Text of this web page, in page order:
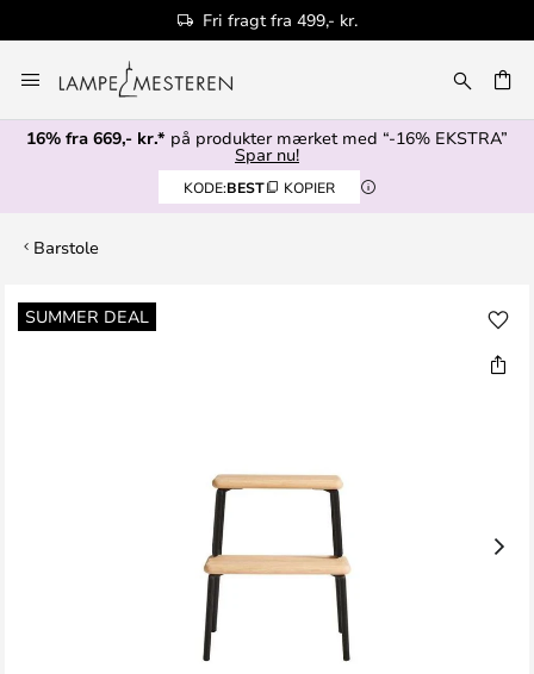
Fri fragt fra 499,- kr.
to
Content
16% fra 669,- kr.* på produkter mærket med “-16% EKSTRA”
Spar nu!
KODE:BEST KOPIER
Barstole
SUMMER DEAL
Gå
til